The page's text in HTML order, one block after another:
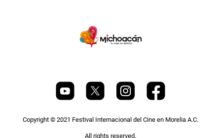
Copyright © 2021 Festival Internacional del Cine en Morelia A.C.
All rights reserved.